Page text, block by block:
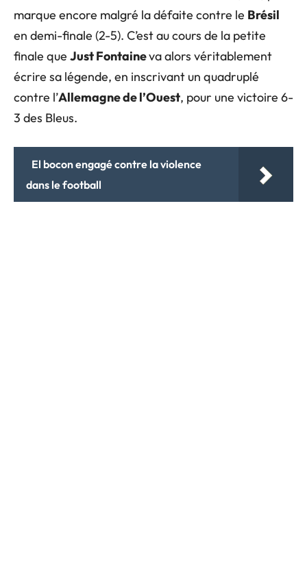
marque encore malgré la défaite contre le Brésil
en demi-finale (2-5). C’est au cours de la petite
finale que Just Fontaineva alors véritablement
écrire sa légende, en inscrivant un quadruplé
contre l’Allemagne de l’Ouest, pour une victoire 6-
3 des Bleus.
El bocon engagé contre la violence
dans le football